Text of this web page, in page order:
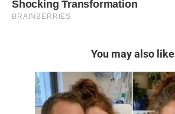
You may also like